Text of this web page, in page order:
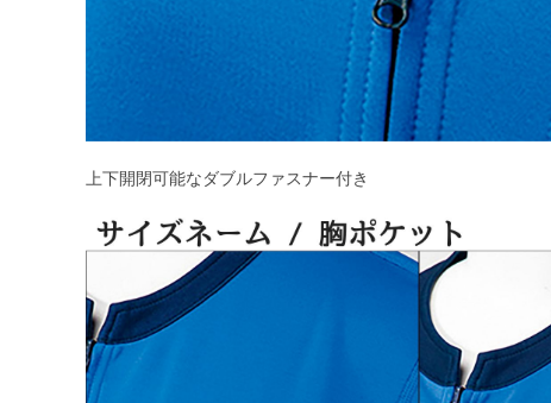
上下開閉可能なダブルファスナー付き